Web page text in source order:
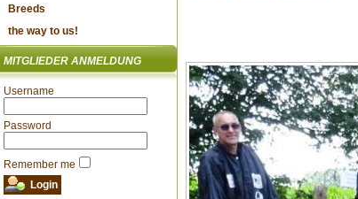
Breeds
the way to us!
MITGLIEDER ANMELDUNG
Username
Password
Remember me